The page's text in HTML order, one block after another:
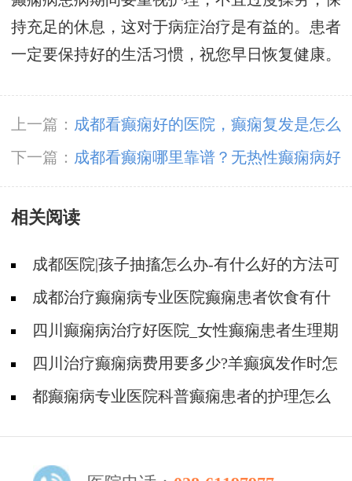
持充足的休息，这对于病症治疗是有益的。患者
一定要保持好的生活习惯，祝您早日恢复健康。
上一篇： 成都看癫痫好的医院，癫痫复发是怎么
回事
下一篇： 成都看癫痫哪里靠谱？无热性癫痫病好
治不？
相关阅读
成都医院|孩子抽搐怎么办-有什么好的方法可
以预防癫痫发作?
成都治疗癫痫病专业医院癫痫患者饮食有什
么特殊注意事项?
四川癫痫病治疗好医院_女性癫痫患者生理期
要注意什么?
四川治疗癫痫病费用要多少?羊癫疯发作时怎
么护理?
都癫痫病专业医院科普癫痫患者的护理怎么